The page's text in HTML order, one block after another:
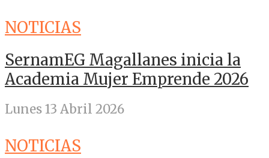
NOTICIAS
SernamEG Magallanes inicia la
Academia Mujer Emprende 2026
Lunes 13 Abril 2026
NOTICIAS